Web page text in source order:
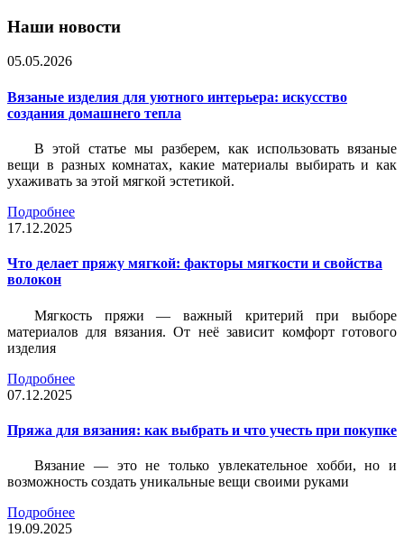
Наши новости
05.05.2026
Вязаные изделия для уютного интерьера: искусство
создания домашнего тепла
В этой статье мы разберем, как использовать вязаные
вещи в разных комнатах, какие материалы выбирать и как
ухаживать за этой мягкой эстетикой.
Подробнее
17.12.2025
Что делает пряжу мягкой: факторы мягкости и свойства
волокон
Мягкость пряжи — важный критерий при выборе
материалов для вязания. От неё зависит комфорт готового
изделия
Подробнее
07.12.2025
Пряжа для вязания: как выбрать и что учесть при покупке
Вязание — это не только увлекательное хобби, но и
возможность создать уникальные вещи своими руками
Подробнее
19.09.2025